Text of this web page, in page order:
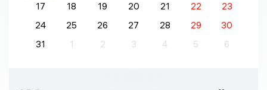
17
18 19 20 21 22
23
24
25 26 27 28 29
30
31
1 2 3 4 5 6